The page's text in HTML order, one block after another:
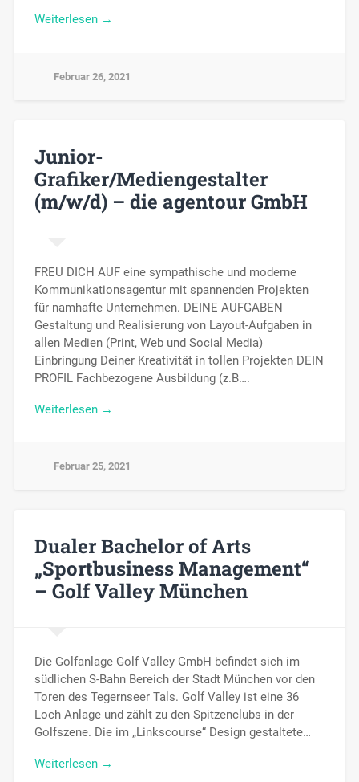
Weiterlesen →
Februar 26, 2021
Junior-
Grafiker/Mediengestalter
(m/w/d) – die agentour GmbH
FREU DICH AUF eine sympathische und moderne
Kommunikationsagentur mit spannenden Projekten
für namhafte Unternehmen. DEINE AUFGABEN
Gestaltung und Realisierung von Layout-Aufgaben in
allen Medien (Print, Web und Social Media)
Einbringung Deiner Kreativität in tollen Projekten DEIN
PROFIL Fachbezogene Ausbildung (z.B….
Weiterlesen →
Februar 25, 2021
Dualer Bachelor of Arts
„Sportbusiness Management“
– Golf Valley München
Die Golfanlage Golf Valley GmbH befindet sich im
südlichen S-Bahn Bereich der Stadt München vor den
Toren des Tegernseer Tals. Golf Valley ist eine 36
Loch Anlage und zählt zu den Spitzenclubs in der
Golfszene. Die im „Linkscourse“ Design gestaltete…
Weiterlesen →